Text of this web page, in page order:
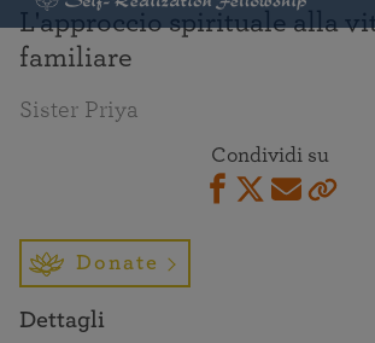
L'approccio spirituale alla
familiare
Sister Priya
Condividi su
Donate
Dettagli